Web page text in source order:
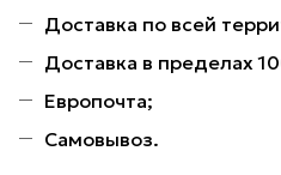
Доставка по всей
Доставка в пределах
Европочта;
Самовывоз.